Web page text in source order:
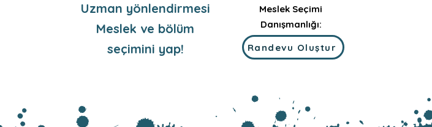
Uzman yönlendirmesi
Meslek ve bölüm
seçimini yap!
Meslek Seçimi
Danışmanlığı:
Randevu Oluştur